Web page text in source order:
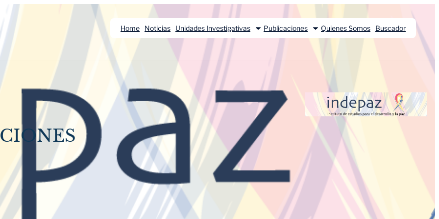
Home Noticias Unidades Investigativas Publicaciones Quienes Somos Buscador